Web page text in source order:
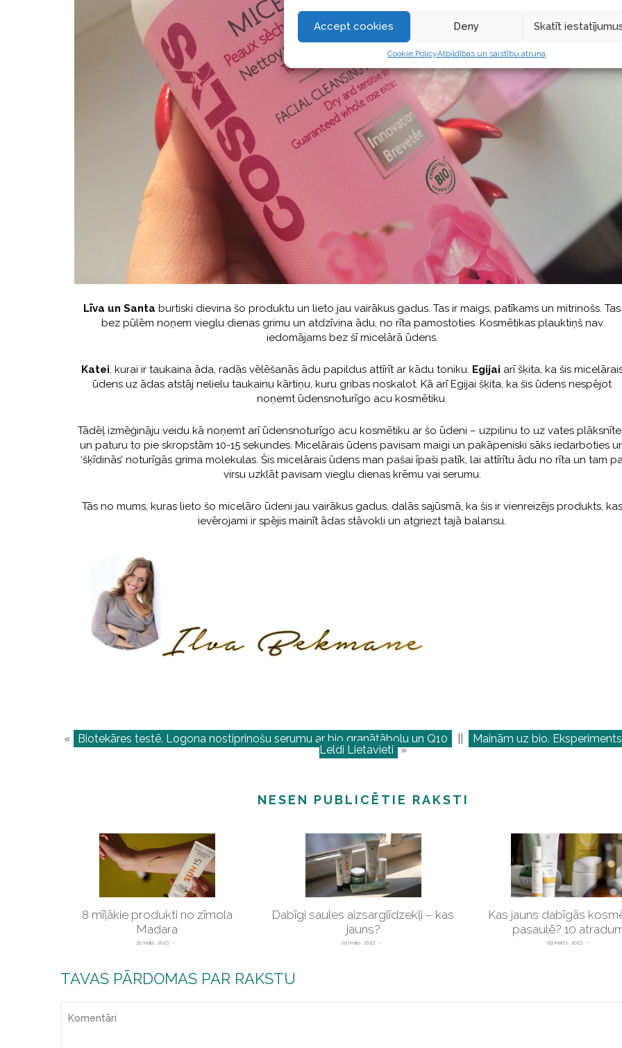
Accept cookies Deny Skatīt
Cookie PolicyAtbildības un saistību atruna
Līva un Santa burtiski dievina šo produktu un lieto jau vairākus gadus. Tas ir maigs, patīkams un mitrinošs. Tas
bez pūlēm noņem vieglu dienas grimu un atdzīvina ādu, no rīta pamostoties. Kosmētikas plauktiņš nav
iedomājams bez šī micelārā ūdens.
Katei, kurai ir taukaina āda, radās vēlēšanās ādu papildus attīrīt ar kādu toniku. Egijai arī šķita, ka šis
ūdens uz ādas atstāj nelielu taukainu kārtiņu, kuru gribas noskalot. Kā arī Egijai šķita, ka šis ūdens nespējot
noņemt ūdensnoturīgo acu kosmētiku.
Tādēļ izmēģināju veidu kā noņemt arī ūdensnoturīgo acu kosmētiku ar šo ūdeni – uzpilinu to uz vates
un paturu to pie skropstām 10-15 sekundes. Micelārais ūdens pavisam maigi un pakāpeniski sāks iedarboties
‘šķīdinās’ noturīgās grima molekulas. Šis micelārais ūdens man pašai īpaši patīk, lai attīrītu ādu no rīta un tam
virsu uzklāt pavisam vieglu dienas krēmu vai serumu.
Tās no mums, kuras lieto šo micelāro ūdeni jau vairākus gadus, dalās sajūsmā, ka šis ir vienreizējs produkts, kas
ievērojami ir spējis mainīt ādas stāvokli un atgriezt tajā balansu.
« Biotekāres testē. Logona nostiprinošu serumu ar bio granātābolu un Q10
Mainām uz bio.
Leldi Lietavieti »
NESEN PUBLICĒTIE RAKSTI
8 mīļākie produkti no zīmola
Madara
31 maijs, 2023
Dabīgi saules aizsarglīdzekļi – kas
jauns?
19 maijs, 2023
Kas jauns dabīgās
pasaulē? 10
09 Marts, 2023
TAVAS PĀRDOMAS PAR RAKSTU